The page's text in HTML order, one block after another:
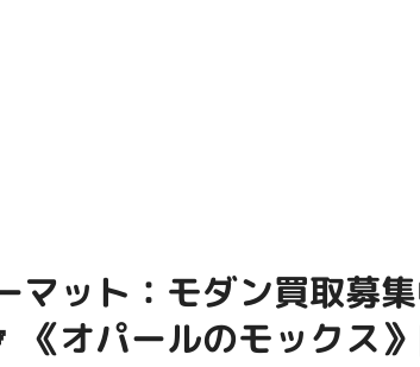
募集
呪
サ
店
カ
お
で
ヨ
間
プ
マット：モダン買取募
《オパールのモックス